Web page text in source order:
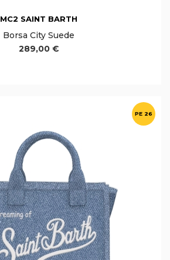
MC2 SAINT BARTH
Borsa City Suede
289,00 €
PE 26